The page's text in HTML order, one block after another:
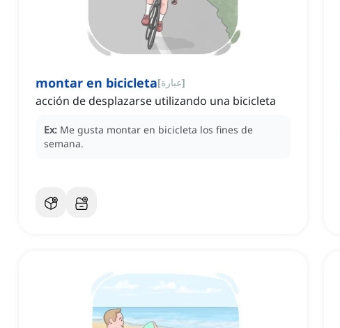
montar en bicicleta[عبارة]
acción de desplazarse utilizando una bicicleta
Ex: Me gusta montar en bicicleta los fines de
semana.